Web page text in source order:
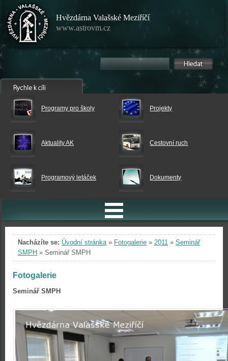
Hvězdárna Valašské Meziříčí
www.astrovm.cz
Programy pro školy Projekty
Aktuality AK Cestovní ruch
Programový letáček Dokumenty
Nacházíte se: Úvodní stránka» Fotogalerie » 2011 » Seminář
SMPH » Seminář SMPH
Fotogalerie
Seminář SMPH